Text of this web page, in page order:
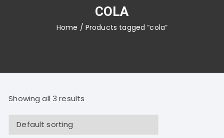
COLA
Home / Products tagged “cola”
Showing all 3 results